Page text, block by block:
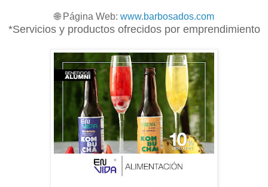
🌐 Página Web: www.barbosados.com
*Servicios y productos ofrecidos por emprendimiento